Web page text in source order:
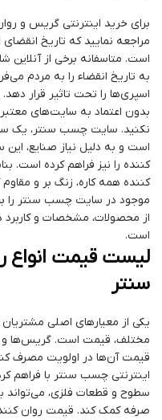
برای خرید اینترنتی گریس و
مراجعه نمایید که تاریخ
است. متاسفانه برخی از
به تاریخ انقضاء را به مردم
اسپری‌ها را تحت تاثیر قرار
بدون اعتماد به سایت‌های
نکنید. سایت چسب سنتر، یک
است و به دلیل نیاز صنایع،
کننده را نیز فراهم کرده است.
کننده همه کاره، زنگ بر و
موجود در سایت چسب سنتر را
از محصولات، مشخصات و
است.
لیست قیمت انواع
سنتر
یکی از معیارهای اصلی
مختلف، قیمت است. گریس‌ها و
قیمت آن‌ها در اولویت مصرف
اینترنتی چسب سنتر با فراهم
سطوح و قطعات فلزی،
صرفه کمک کند. قیمت روان